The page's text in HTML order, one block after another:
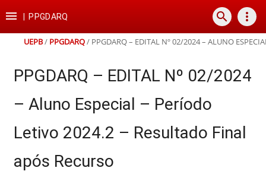
para
conteúdo
para
para
para
rodapé
 PPGDARQ search more_vert
UEPB/ PPGDARQ/ PPGDARQ – EDITAL Nº 02/2024 – ALUNO
PPGDARQ – EDITAL Nº 02/2024
– Aluno Especial – Período
Letivo 2024.2 – Resultado Final
após Recurso